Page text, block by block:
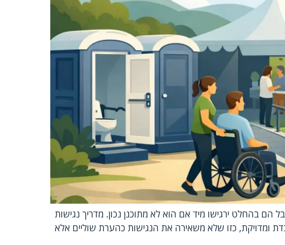
בהחלט ירגישו מיד אם הוא לא מתוכנן נכון. מדריך נגישות
ומדויקת, כזו שלא משאירה את הנגישות כהערת שוליים אלא